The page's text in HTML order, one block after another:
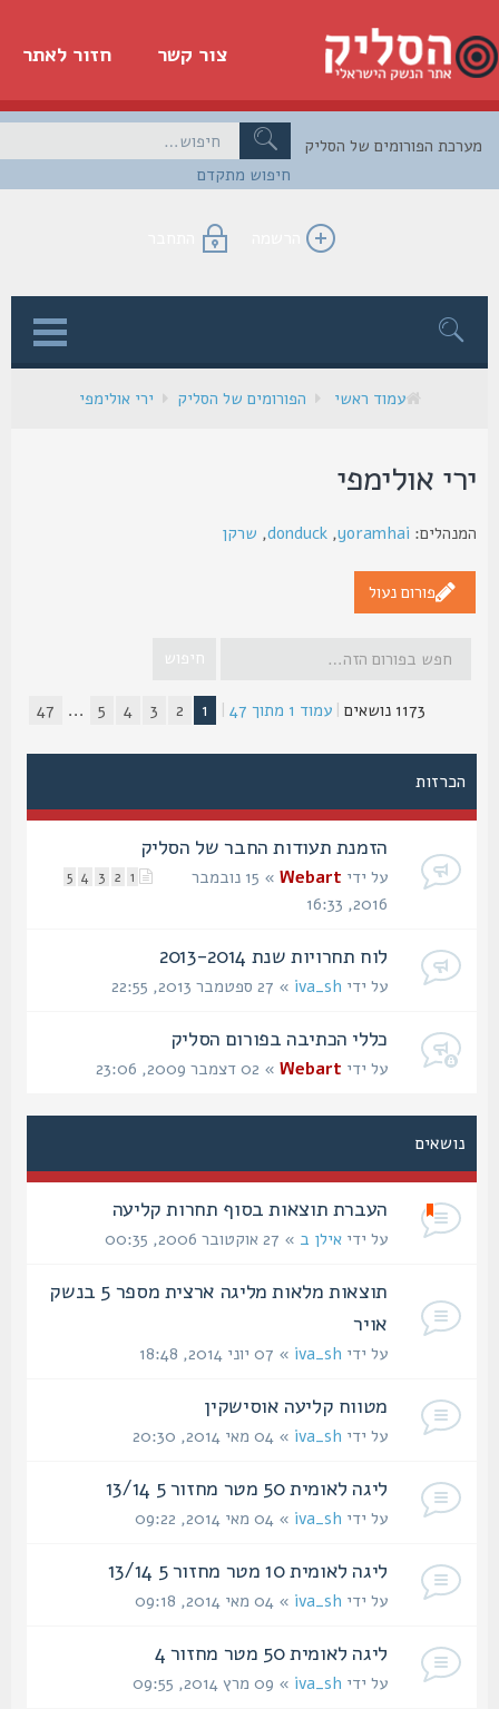
חזור לאתר צור קשר
חיפוש מתקדם
הפורומים של הסליק
הרשמה התחבר
עמוד ראשי הפורומים של הסליק ירי אולימפי
אולימפי
yoramhai
,
donduck
,שרקן
פורום נעול
|עמוד1מתוך47
|
1
5
...
47
הכרזות
הזמנת תעודות החבר של הסליק
2
3
4
5 על ידיWebart
» 15 נובמבר
לוח תחרויות שנת 2013-2014
על ידיiva_sh» 27 ספטמבר 2013, 22:55
כללי הכתיבה בפורום הסליק
על ידיWebart» 02 דצמבר 2009, 23:06
נושאים
העברת תוצאות בסוף תחרות קליעה
על ידיאילן ב» 27 אוקטובר 2006, 00:35
תוצאות מלאות מליגה ארצית מספר 5 בנשק
על ידיiva_sh» 07 יוני 2014, 18:48
מטווח קליעה אוסישקין‏
על ידיiva_sh» 04 מאי 2014, 20:30
ליגה לאומית 50 מטר מחזור 5 13/14
על ידיiva_sh» 04 מאי 2014, 09:22
ליגה לאומית 10 מטר מחזור 5 13/14
על ידיiva_sh» 04 מאי 2014, 09:18
ליגה לאומית 50 מטר מחזור 4
על ידיiva_sh» 09 מרץ 2014, 09:55